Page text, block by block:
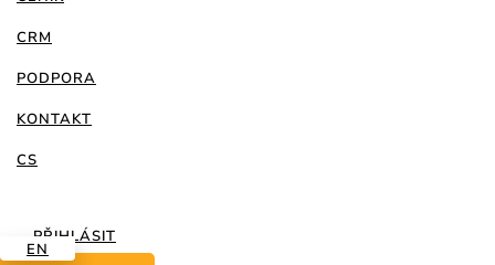
CRM
PODPORA
KONTAKT
CS
EN
PŘIHLÁSIT
7